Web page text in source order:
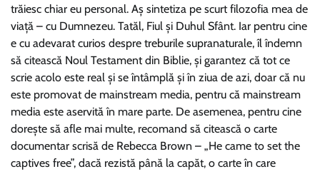
trăiesc chiar eu personal. Aş sintetiza pe scurt filozofia mea de
viaţă – cu Dumnezeu. Tatăl, Fiul şi Duhul Sfânt. Iar pentru cine
e cu adevarat curios despre treburile supranaturale, îl îndemn
să citească Noul Testament din Biblie, şi garantez că tot ce
scrie acolo este real şi se întâmplă şi în ziua de azi, doar că nu
este promovat de mainstream media, pentru că mainstream
media este aservită în mare parte. De asemenea, pentru cine
doreşte să afle mai multe, recomand să citească o carte
documentar scrisă de Rebecca Brown – „He came to set the
captives free”, dacă rezistă până la capăt, o carte în care